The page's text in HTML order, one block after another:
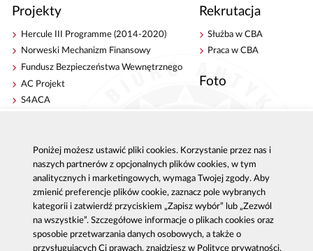
Projekty
Hercule III Programme (2014-2020)
Norweski Mechanizm Finansowy
Fundusz Bezpieczeństwa Wewnętrznego
AC Projekt
S4ACA
Rekrutacja
Służba w CBA
Praca w CBA
Foto
Publikacje
Strategie antykorupcyjne
Platforma e-learningowa
Centrala CBA w Warszawie
Delegatury CBA
Zgłoś korupcję
Dla mediów
Sygnaliści - zgłoszenia zewnętrzne
Poniżej możesz ustawić pliki cookies. Korzystanie przez nas i
naszych partnerów z opcjonalnych plików cookies, w tym
analitycznych i marketingowych, wymaga Twojej zgody. Aby
zmienić preferencje plików cookie, zaznacz pole wybranych
kategorii i zatwierdź przyciskiem „Zapisz wybór” lub „Zezwól
na wszystkie”. Szczegółowe informacje o plikach cookies oraz
sposobie przetwarzania danych osobowych, a także o
przysługujących Ci prawach, znajdziesz w Polityce prywatności.